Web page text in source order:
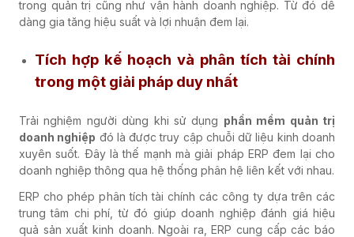
trong quản trị cũng như vận hành doanh nghiệp. Từ đó dễ
dàng gia tăng hiệu suất và lợi nhuận đem lại.
Tích hợp kế hoạch và phân tích tài chính
trong một giải pháp duy nhất
Trải nghiệm người dùng khi sử dụng phần mềm quản trị
doanh nghiệp đó là được truy cập chuỗi dữ liệu kinh doanh
xuyên suốt. Đây là thế mạnh mà giải pháp ERP đem lại cho
doanh nghiệp thông qua hệ thống phân hệ liên kết với nhau.
ERP cho phép phân tích tài chính các công ty dựa trên các
trung tâm chi phí, từ đó giúp doanh nghiệp đánh giá hiệu
quả sản xuất kinh doanh. Ngoài ra, ERP cung cấp các báo